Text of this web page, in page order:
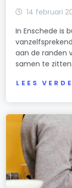
14 februari
In Enschede is
aan de randen
samen te zitten.
LEES